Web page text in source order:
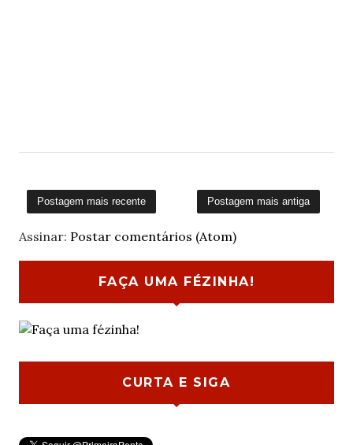
Postagem mais recente Postagem mais antiga
Assinar: Postar comentários (Atom)
FAÇA UMA FÉZINHA!
CURTA E SIGA